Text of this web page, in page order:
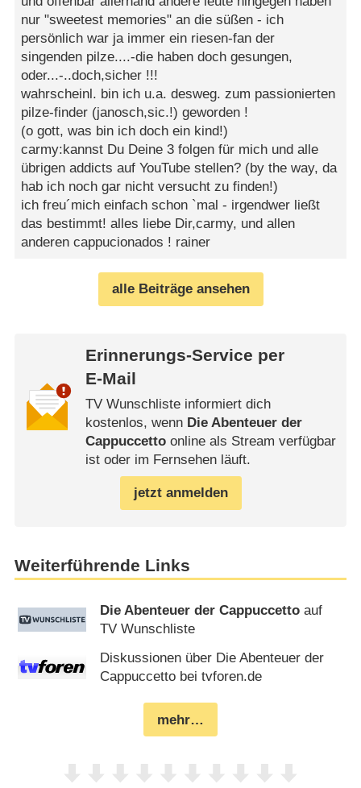
nur "sweetest memories" an die süßen - ich
persönlich war ja immer ein riesen-fan der
singenden pilze....-die haben doch gesungen,
oder...-..doch,sicher !!!
wahrscheinl. bin ich u.a. desweg. zum passionierten
pilze-finder (janosch,sic.!) geworden !
(o gott, was bin ich doch ein kind!)
carmy:kannst Du Deine 3 folgen für mich und alle
übrigen addicts auf YouTube stellen? (by the way, da
hab ich noch gar nicht versucht zu finden!)
ich freu´mich einfach schon `mal - irgendwer ließt
das bestimmt! alles liebe Dir,carmy, und allen
anderen cappucionados ! rainer
alle Beiträge ansehen
Erinnerungs-Service per
E-Mail
TV Wunschliste informiert dich
kostenlos, wenn Die Abenteuer der
Cappuccettoonline als Stream verfügbar
ist oder im Fernsehen läuft.
jetzt anmelden
Weiterführende Links
Die Abenteuer der Cappuccetto auf
TV Wunschliste
Diskussionen über Die Abenteuer der
Cappuccetto bei tvforen.de
mehr…